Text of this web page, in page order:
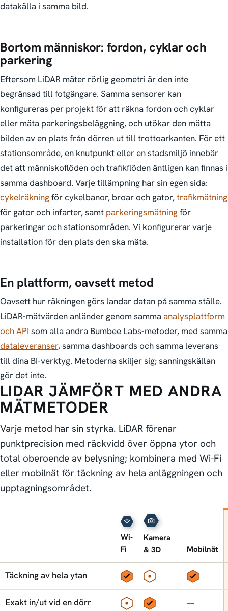
datakälla i samma bild.
Bortom människor: fordon, cyklar och
parkering
Eftersom LiDAR mäter rörlig geometri är den inte
begränsad till fotgängare. Samma sensorer kan
konfigureras per projekt för att räkna fordon och cyklar
eller mäta parkeringsbeläggning, och utökar den mätta
bilden av en plats från dörren ut till trottoarkanten. För ett
stationsområde, en knutpunkt eller en stadsmiljö innebär
det att människoflöden och trafikflöden äntligen kan finnas i
samma dashboard. Varje tillämpning har sin egen sida:
cykelräkningför cykelbanor, broar och gator,trafikmätning
för gator och infarter, samt parkeringsmätningför
parkeringar och stationsområden. Vi konfigurerar varje
installation för den plats den ska mäta.
En plattform, oavsett metod
Oavsett hur räkningen görs landar datan på samma ställe.
LiDAR-mätvärden anländer genom sammaanalysplattform
och API som alla andra Bumbee Labs-metoder, med samma
dataleveranser, samma dashboards och samma leverans
till dina BI-verktyg. Metoderna skiljer sig; sanningskällan
gör det inte.
LIDAR JÄMFÖRT MED ANDRA
MÄTMETODER
Varje metod har sin styrka. LiDAR förenar
punktprecision med räckvidd över öppna ytor och
total oberoende av belysning; kombinera med Wi-Fi
eller mobilnät för täckning av hela anläggningen och
upptagningsområdet.
LiDAR jämfört med andra mätmetoder
Funktion
Wi-
Fi
Kamera
& 3D
Mobilnät
Täckning av hela ytan Ja Delvis Ja
Exakt in/ut vid en dörr DelvisJa Nej